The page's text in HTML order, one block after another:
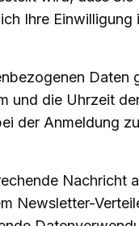
Ihre
Daten
und die Uhrzeit
der Anmeldung
Nachricht
Newsletter-